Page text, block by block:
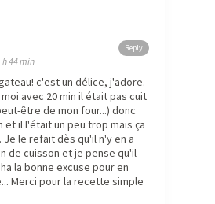
Reply
h 44 min
c'est un délice, j'adore.
avec 20 min il était pas cuit
être de mon four...) donc
et il l'était un peu trop mais ça
le refait dès qu'il n'y en a
de cuisson et je pense qu'il
la bonne excuse pour en
Merci pour la recette simple